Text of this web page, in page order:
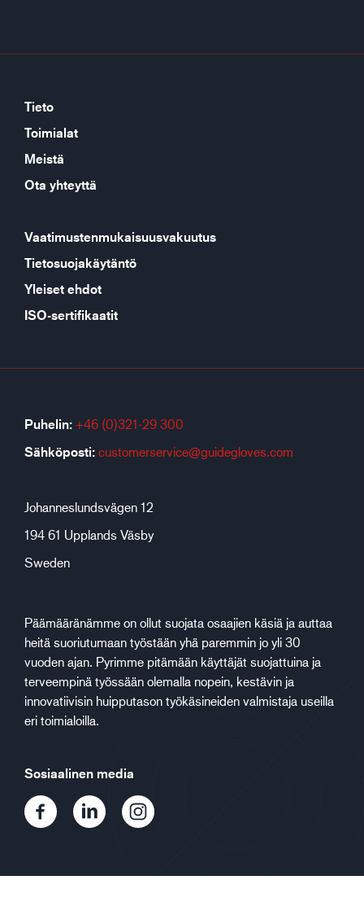
Tieto
Toimialat
Meistä
Ota yhteyttä
Vaatimustenmukaisuusvakuutus
Tietosuojakäytäntö
Yleiset ehdot
ISO-sertifikaatit
Puhelin: +46 (0)321-29 300
Sähköposti: customerservice@guidegloves.com
Johanneslundsvägen 12
194 61 Upplands Väsby
Sweden
Päämääränämme on ollut suojata osaajien käsiä ja auttaa
heitä suoriutumaan työstään yhä paremmin jo yli 30
vuoden ajan. Pyrimme pitämään käyttäjät suojattuina ja
terveempinä työssään olemalla nopein, kestävin ja
innovatiivisin huipputason työkäsineiden valmistaja useilla
eri toimialoilla.
Sosiaalinen media